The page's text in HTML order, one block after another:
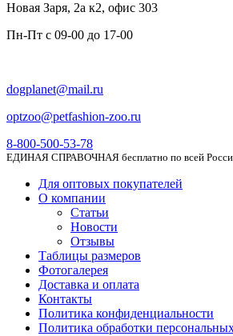
Новая Заря, 2а к2, офис 303
Пн-Пт c 09-00 до 17-00
dogplanet@mail.ru
optzoo@petfashion-zoo.ru
8-800-500-53-78
ЕДИНАЯ СПРАВОЧНАЯ бесплатно по всей
Для оптовых покупателей
О компании
Статьи
Новости
Отзывы
Таблицы размеров
Фотогалерея
Доставка и оплата
Контакты
Политика конфиденциальности
Политика обработки